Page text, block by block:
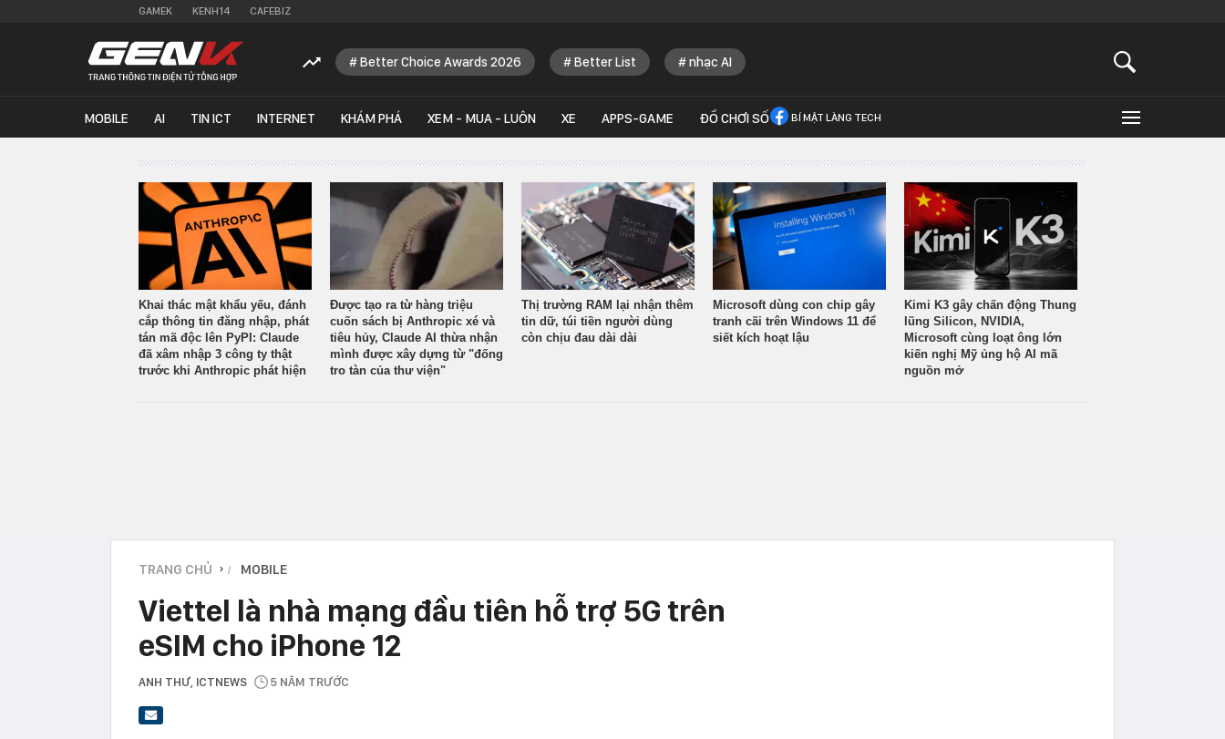
GAMEK KENH14 CAFEBIZ
Better Choice Awards 2026 Better List nhạc AI
MOBILE AI TIN ICT INTERNET KHÁM PHÁ XEM - MUA - LUÔN XE APPS-GAME ĐỒ CHƠI SỐ BÍ MẬT LÀNG TECH
Khai thác mật khẩu yếu, đánh
cắp thông tin đăng nhập, phát
tán mã độc lên PyPI: Claude
đã xâm nhập 3 công ty thật
trước khi Anthropic phát hiện
Được tạo ra từ hàng triệu
cuốn sách bị Anthropic xé và
tiêu hủy, Claude AI thừa nhận
mình được xây dựng từ "đống
tro tàn của thư viện"
Thị trường RAM lại nhận thêm
tin dữ, túi tiền người dùng
còn chịu đau dài dài
Microsoft dùng con chip gây
tranh cãi trên Windows 11 để
siết kích hoạt lậu
Kimi K3 gây chấn động Thung
lũng Silicon, NVIDIA,
Microsoft cùng loạt ông lớn
kiến nghị Mỹ ủng hộ AI mã
nguồn mở
TRANG CHỦ › MOBILE
Viettel là nhà mạng đầu tiên hỗ trợ 5G trên
eSIM cho iPhone 12
ANH THƯ , ICTNEWS 5 NĂM TRƯỚC